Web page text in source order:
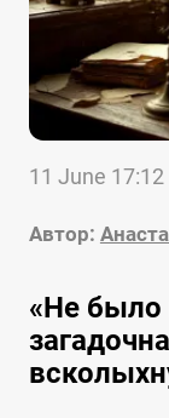
11 June 17:12
Автор:
«Не было